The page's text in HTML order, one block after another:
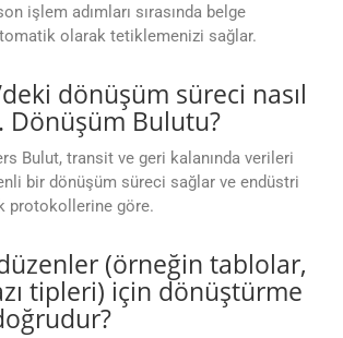
işlem adımları sırasında belge
olarak tetiklemenizi sağlar.
dönüşüm süreci nasıl
Dönüşüm Bulutu?
Bulut, transit ve geri kalanında verileri
bir dönüşüm süreci sağlar ve endüstri
protokollerine göre.
(örneğin tablolar,
tipleri) için dönüştürme